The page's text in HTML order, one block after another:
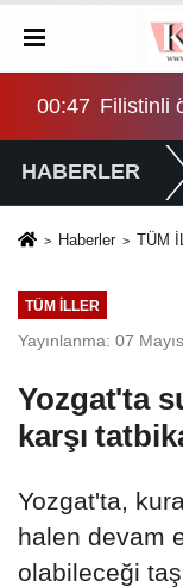
çağrısı
eğitimi için
02:10
HABERLER
Haberler TÜM
TÜM İLLER
Yayınlanma: 07
Yozgat'ta
karşı
Yozgat'ta,
halen devam
olabileceği